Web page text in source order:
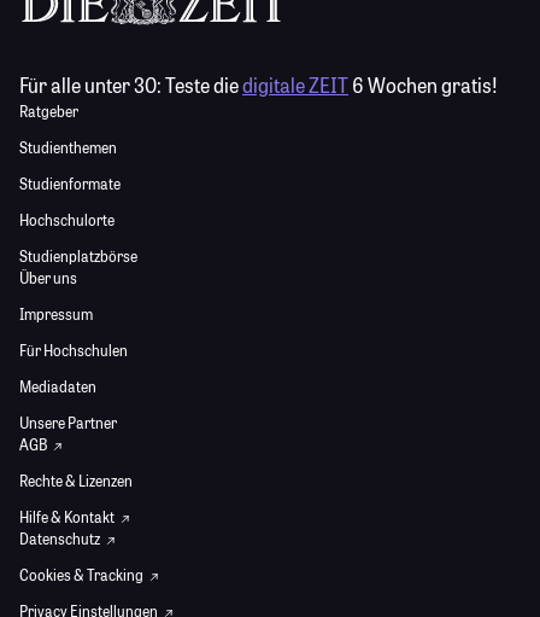
Für alle unter 30:Teste diedigitale ZEIT6 Wochen gratis!
Ratgeber
Studienthemen
Studienformate
Hochschulorte
Studienplatzbörse
Über uns
Impressum
Für Hochschulen
Mediadaten
Unsere Partner
AGB
Rechte & Lizenzen
Hilfe & Kontakt
Datenschutz
Cookies & Tracking
Privacy Einstellungen